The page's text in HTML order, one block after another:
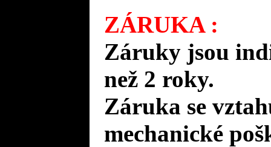
ZÁRUKA :
Záruky jsou
než 2 roky.
Záruka se
mechanické